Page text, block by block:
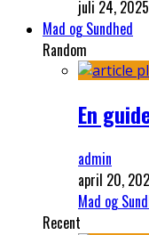
juli 24, 2025
Mad og Sundhed
Random
En
admin
april 20,
Mad og
Recent